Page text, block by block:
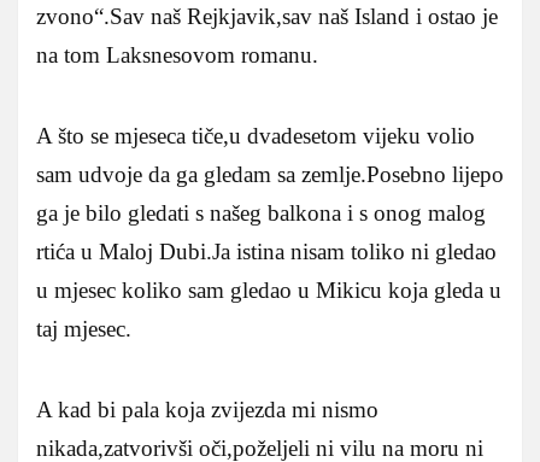
zvono“.Sav naš Rejkjavik,sav naš Island i ostao je
na tom Laksnesovom romanu.
A što se mjeseca tiče,u dvadesetom vijeku volio
sam udvoje da ga gledam sa zemlje.Posebno lijepo
ga je bilo gledati s našeg balkona i s onog malog
rtića u Maloj Dubi.Ja istina nisam toliko ni gledao
u mjesec koliko sam gledao u Mikicu koja gleda u
taj mjesec.
A kad bi pala koja zvijezda mi nismo
nikada,zatvorivši oči,poželjeli ni vilu na moru ni